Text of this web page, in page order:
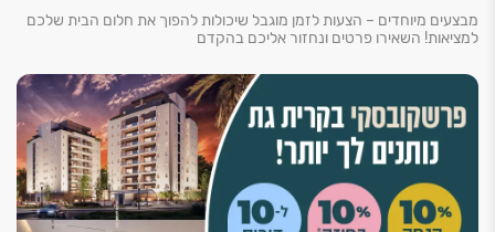
3 נקודות גז: מטבח, מרפסת, מסתור כביסה/שירות
חדרי רחצה / כלים סניטריים
חיפויים במבחר דגמים ומידות
אסלות תלויות עם מנגנון הדחה סמוי
מטבח
מבצעים מיוחדים – הצעות לזמן מוגבל שיכולות להפוך את חלום הבית שלכם
למציאות! השאירו פרטים ונחזור אליכם בהקדם